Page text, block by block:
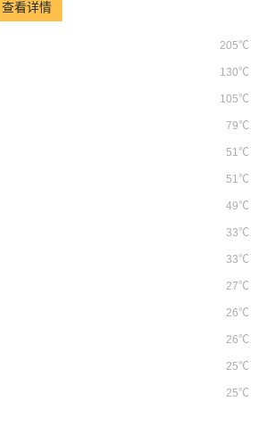
查看详情
205℃
130℃
105℃
79℃
51℃
51℃
49℃
33℃
33℃
27℃
26℃
26℃
25℃
25℃